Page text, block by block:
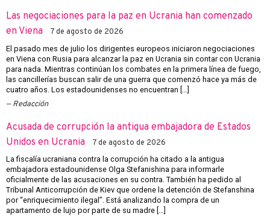
Las negociaciones para la paz en Ucrania han comenzado
en Viena
7 de agosto de 2026
El pasado mes de julio los dirigentes europeos iniciaron negociaciones
en Viena con Rusia para alcanzar la paz en Ucrania sin contar con Ucrania
para nada. Mientras continúan los combates en la primera línea de fuego,
las cancillerías buscan salir de una guerra que comenzó hace ya más de
cuatro años. Los estadounidenses no encuentran […]
Redacción
Acusada de corrupción la antigua embajadora de Estados
Unidos en Ucrania
7 de agosto de 2026
La fiscalía ucraniana contra la corrupción ha citado a la antigua
embajadora estadounidense Olga Stefanishina para informarle
oficialmente de las acusaciones en su contra. También ha pedido al
Tribunal Anticorrupción de Kiev que ordene la detención de Stefanshina
por “enriquecimiento ilegal”. Está analizando la compra de un
apartamento de lujo por parte de su madre […]